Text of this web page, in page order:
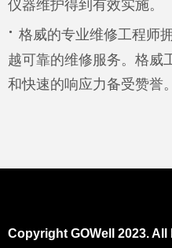
仪器维护得到有效实施。
· 格威的专业维修工程师
越可靠的维修服务。格威
和快速的响应力备受赞誉。
Copyright GOWell 2023. All